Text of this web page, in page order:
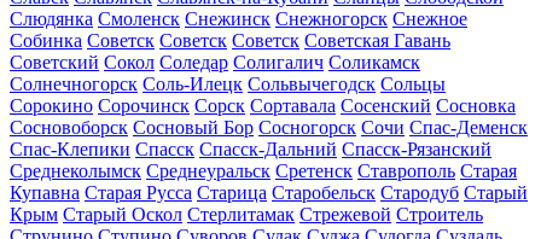
Слюдянка Смоленск Снежинск Снежногорск Снежное
Собинка Советск Советск Советск Советская Гавань
Советский Сокол Соледар Солигалич Соликамск
Солнечногорск Соль-Илецк Сольвычегодск Сольцы
Сорокино Сорочинск Сорск Сортавала Сосенский Сосновка
Сосновоборск Сосновый Бор Сосногорск Сочи Спас-Деменск
Спас-Клепики Спасск Спасск-Дальний Спасск-Рязанский
Среднеколымск Среднеуральск Сретенск Ставрополь Старая
Купавна Старая Русса Старица Старобельск Стародуб Старый
Крым Старый Оскол Стерлитамак Стрежевой Строитель